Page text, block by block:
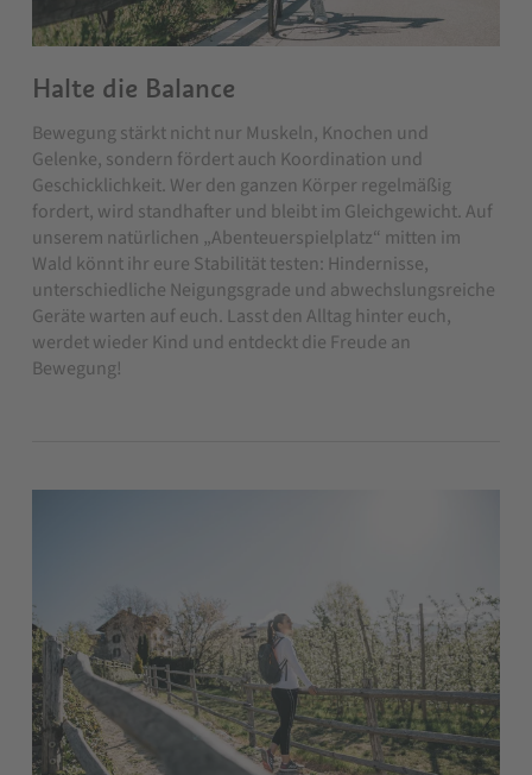
Halte die Balance
Bewegung stärkt nicht nur Muskeln, Knochen und
Gelenke, sondern fördert auch Koordination und
Geschicklichkeit. Wer den ganzen Körper regelmäßig
fordert, wird standhafter und bleibt im Gleichgewicht. Auf
unserem natürlichen „Abenteuerspielplatz“ mitten im
Wald könnt ihr eure Stabilität testen: Hindernisse,
unterschiedliche Neigungsgrade und abwechslungsreiche
Geräte warten auf euch. Lasst den Alltag hinter euch,
werdet wieder Kind und entdeckt die Freude an
Bewegung!